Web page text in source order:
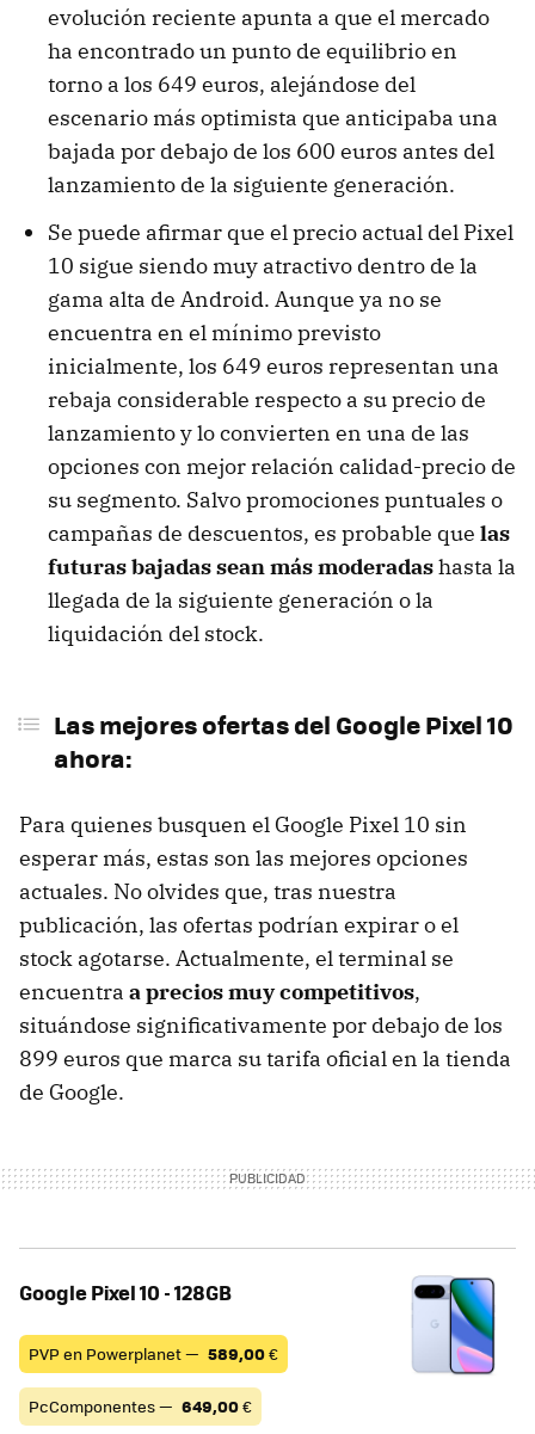
evolución reciente apunta a que el mercado
ha encontrado un punto de equilibrio en
torno a los 649 euros, alejándose del
escenario más optimista que anticipaba una
bajada por debajo de los 600 euros antes del
lanzamiento de la siguiente generación.
Se puede afirmar que el precio actual del Pixel
10 sigue siendo muy atractivo dentro de la
gama alta de Android. Aunque ya no se
encuentra en el mínimo previsto
inicialmente, los 649 euros representan una
rebaja considerable respecto a su precio de
lanzamiento y lo convierten en una de las
opciones con mejor relación calidad-precio de
su segmento. Salvo promociones puntuales o
campañas de descuentos, es probable que las
futuras bajadas sean más moderadashasta la
llegada de la siguiente generación o la
liquidación del stock.
Las mejores ofertas del Google Pixel 10
ahora:
Para quienes busquen el Google Pixel 10 sin
esperar más, estas son las mejores opciones
actuales. No olvides que, tras nuestra
publicación, las ofertas podrían expirar o el
stock agotarse. Actualmente, el terminal se
encuentra a precios muy competitivos,
situándose significativamente por debajo de los
899 euros que marca su tarifa oficial en la tienda
de Google.
Google Pixel 10 - 128GB
PVP en Powerplanet — 589,00€
PcComponentes — 649,00€